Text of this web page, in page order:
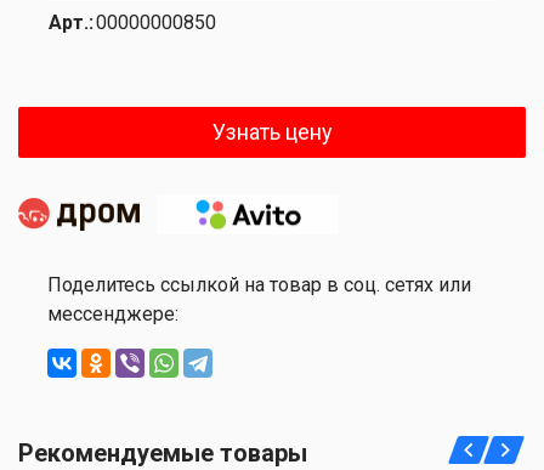
Арт.:00000000850
Узнать цену
Поделитесь ссылкой на товар в соц. сетях или
мессенджере:
Рекомендуемые товары